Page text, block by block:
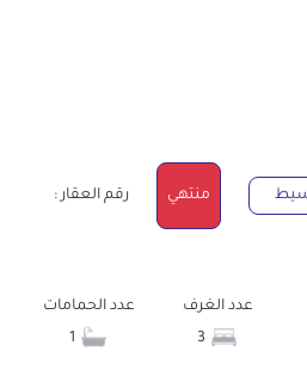
منتهي رقم العقار :
عدد الغرف
عدد الحمامات